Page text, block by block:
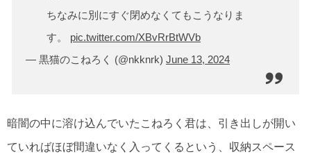
ちなみに別にすぐ閉めなくてもこうなりま
す。 pic.twitter.com/XBvRrBtWVb
— 黒猫のこねろく (@nkknrk) June 13, 2024
暗闇の中に溶け込んでいたこねろく君は、引き出しが開い
ていればほぼ間違いなく入ってくるという、収納スペース